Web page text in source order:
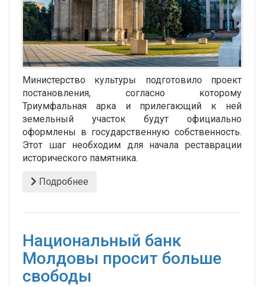
Министерство культуры подготовило проект
постановления, согласно которому
Триумфальная арка и прилегающий к ней
земельный участок будут официально
оформлены в государственную собственность.
Этот шаг необходим для начала реставрации
исторического памятника.
Подробнее
Национальный банк
Молдовы просит больше
свободы